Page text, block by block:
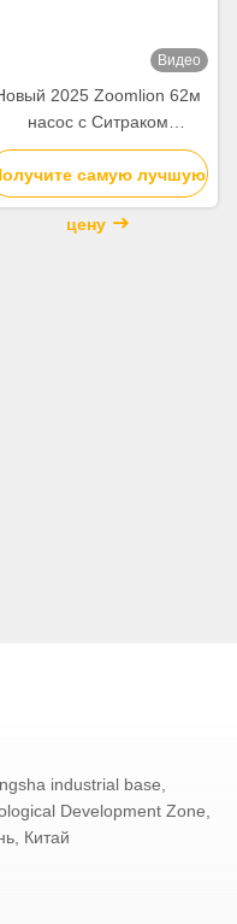
Видео
2025 Zoomlion 62м
насос с Ситраком
ZLJ5461THBKF
самую лучшую
цену
industrial base,
Development Zone,
Китай